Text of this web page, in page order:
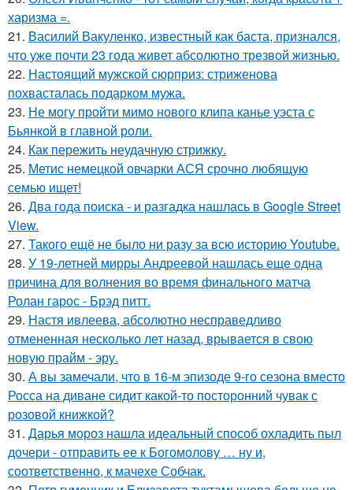
харизма =.
21. Василий Вакуленко, известный как баста, признался,
что уже почти 23 года живет абсолютно трезвой жизнью.
22. Настоящий мужской сюрприз: стриженова
похвасталась подарком мужа.
23. Не могу пройти мимо нового клипа канье уэста с
Бьянкой в главной роли.
24. Как пережить неудачную стрижку.
25. Метис немецкой овчарки АСЯ срочно любящую
семью ищет!
26. Два года поиска - и разгадка нашлась в Google Street
View.
27. Такого ещё не было ни разу за всю историю Youtube.
28. У 19-летней мирры Андреевой нашлась еще одна
причина для волнения во время финального матча
Ролан гарос - Брэд питт.
29. Настя ивлеева, абсолютно несправедливо
отмененная несколько лет назад, врывается в свою
новую прайм - эру.
30. А вы замечали, что в 16-м эпизоде 9-го сезона вместо
Росса на диване сидит какой-то посторонний чувак с
розовой книжкой?
31. Дарья мороз нашла идеальный способ охладить пыл
дочери - отправить ее к Богомолову … ну и,
соответственно, к мачехе Собчак.